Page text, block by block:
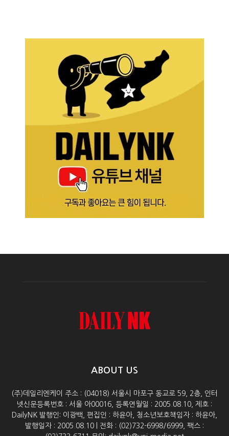
ABOUT US
(주)데일리엔케이 주소 : (04018) 서울시 마포구 동교로 59, 2층, 인터
넷신문등록번호 : 서울 아00016, 등록연월일 : 2005.08.10, 제호 :
DailyNK 발행인: 이광백, 편집인 : 하윤아, 청소년보호책임자 : 하윤아,
발행일자 : 2005.08.10 | 전화 : (02)732-6998/6999, 팩스 :